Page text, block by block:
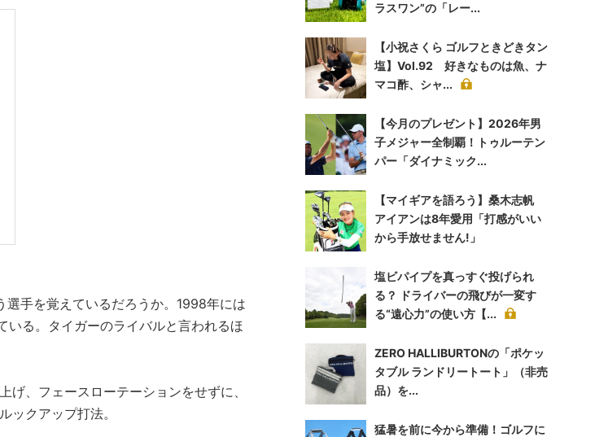
手を覚えているだろうか。1998年には
る。タイガーのライバルと言われるほ
、フェースローテーションをせずに、
ックアップ打法。
ラスワン”の「レー...
【小祝さくら ゴルフときどきタン
塩】Vol.92 好きなものは魚、ナ
マコ酢、シャ...
【今月のプレゼント】2026年男
子メジャー全制覇！トゥルーテン
パー「ダイナミック...
【マイギアを語ろう】桑木志帆
アイアンは8年愛用「打感がいい
から手放せません!」
塩ビパイプを真っすぐ投げられ
る？ ドライバーの飛びが一変す
る“遠心力”の使い方【...
ZERO HALLIBURTONの「ポケッ
タブル ランドリートート」（非売
品）を...
猛暑を前に今から準備！ゴルフに